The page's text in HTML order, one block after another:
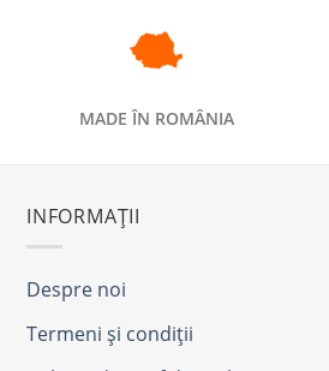
MADE ÎN ROMÂNIA
INFORMAȚII
Despre noi
Termeni și condiții